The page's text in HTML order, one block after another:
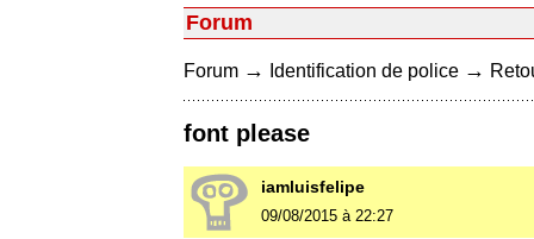
Forum
Forum → Identification de police →
font please
iamluisfelipe
09/08/2015 à 22:27